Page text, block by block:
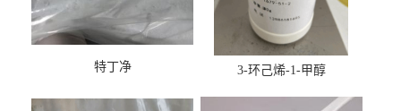
特丁净 3-环己烯-1-甲醇